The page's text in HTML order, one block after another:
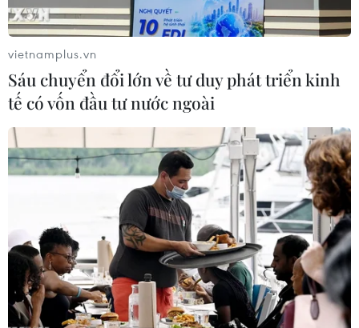
đúng quy định trước ngày 31/12, đồng thời sẽ mạnh tay
nếu các đơn vị trên không thực hiện.
vietnamplus.vn
Sáu chuyển đổi lớn về tư duy phát triển kinh
tế có vốn đầu tư nước ngoài